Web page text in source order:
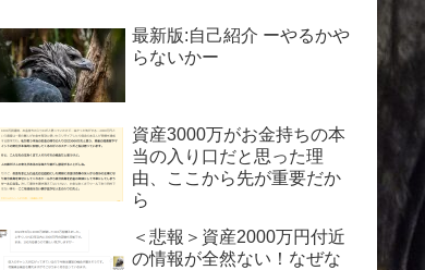
最新版:自己紹介 ーやるかや
らないかー
資産3000万がお金持ちの本
当の入り口だと思った理
由、ここから先が重要だか
ら
＜悲報＞資産2000万円付近
の情報が全然ない！なぜな